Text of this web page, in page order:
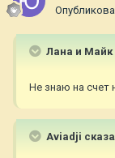
Лана и Майк
Не знаю на счет
Aviadji